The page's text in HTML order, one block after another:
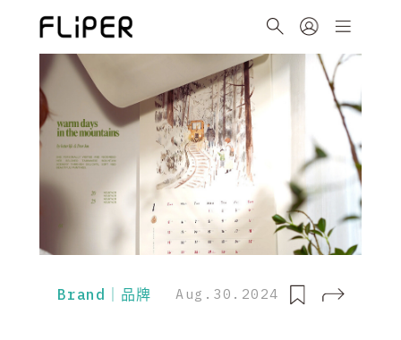
Brand｜品牌 Aug.30.2024